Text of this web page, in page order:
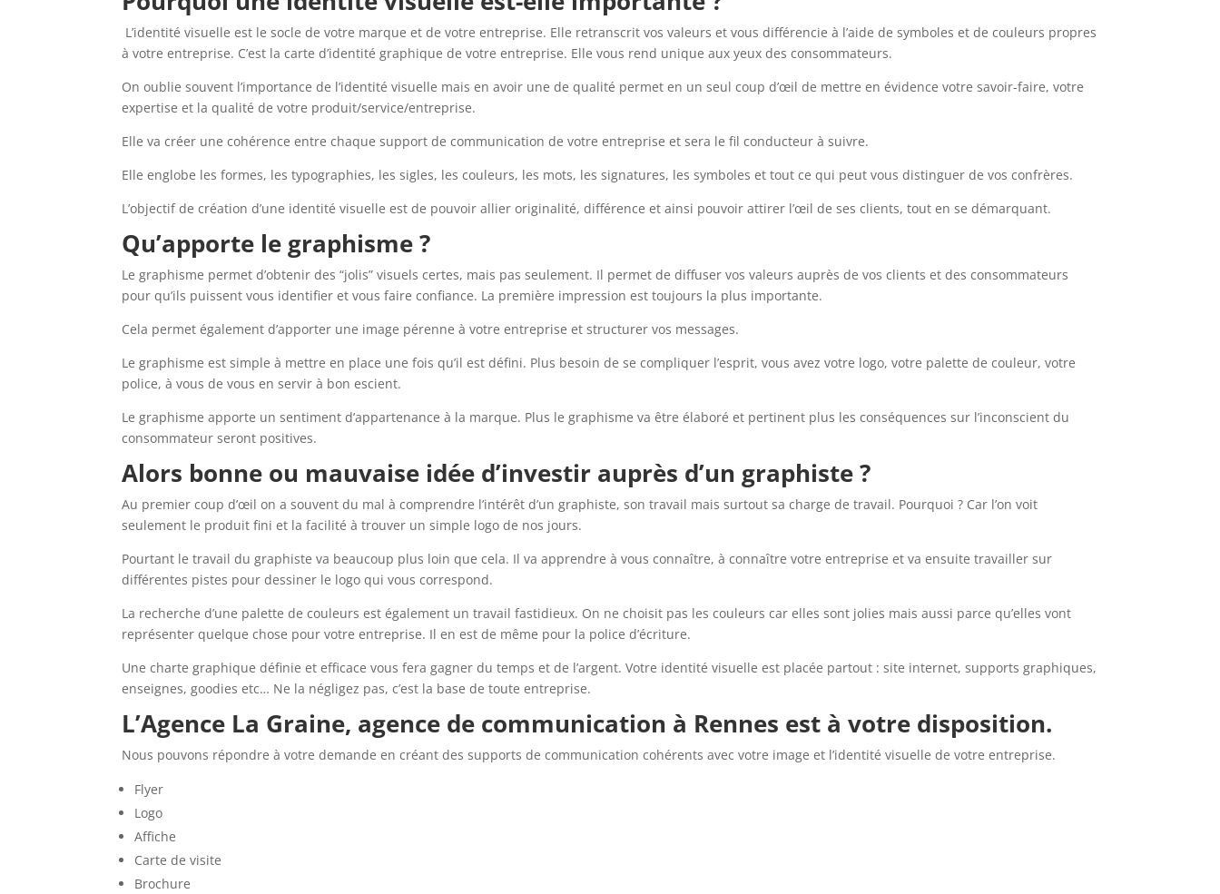
L’identité visuelle est le socle de votre marque et de votre entreprise. Elle retranscrit vos valeurs et vous différencie à l’aide de symboles et de couleurs propres
à votre entreprise. C’est la carte d’identité graphique de votre entreprise. Elle vous rend unique aux yeux des consommateurs.
On oublie souvent l’importance de l’identité visuelle mais en avoir une de qualité permet en un seul coup d’œil de mettre en évidence votre savoir-faire, votre
expertise et la qualité de votre produit/service/entreprise.
Elle va créer une cohérence entre chaque support de communication de votre entreprise et sera le fil conducteur à suivre.
Elle englobe les formes, les typographies, les sigles, les couleurs, les mots, les signatures, les symboles et tout ce qui peut vous distinguer de vos confrères.
L’objectif de création d’une identité visuelle est de pouvoir allier originalité, différence et ainsi pouvoir attirer l’œil de ses clients, tout en se démarquant.
Qu’apporte le graphisme ?
Le graphisme permet d’obtenir des “jolis” visuels certes, mais pas seulement. Il permet de diffuser vos valeurs auprès de vos clients et des consommateurs
pour qu’ils puissent vous identifier et vous faire confiance. La première impression est toujours la plus importante.
Cela permet également d’apporter une image pérenne à votre entreprise et structurer vos messages.
Le graphisme est simple à mettre en place une fois qu’il est défini. Plus besoin de se compliquer l’esprit, vous avez votre logo, votre palette de couleur, votre
police, à vous de vous en servir à bon escient.
Le graphisme apporte un sentiment d’appartenance à la marque. Plus le graphisme va être élaboré et pertinent plus les conséquences sur l’inconscient du
consommateur seront positives.
Alors bonne ou mauvaise idée d’investir auprès d’un graphiste ?
Au premier coup d’œil on a souvent du mal à comprendre l’intérêt d’un graphiste, son travail mais surtout sa charge de travail. Pourquoi ? Car l’on voit
seulement le produit fini et la facilité à trouver un simple logo de nos jours.
Pourtant le travail du graphiste va beaucoup plus loin que cela. Il va apprendre à vous connaître, à connaître votre entreprise et va ensuite travailler sur
différentes pistes pour dessiner le logo qui vous correspond.
La recherche d’une palette de couleurs est également un travail fastidieux. On ne choisit pas les couleurs car elles sont jolies mais aussi parce qu’elles vont
représenter quelque chose pour votre entreprise. Il en est de même pour la police d’écriture.
Une charte graphique définie et efficace vous fera gagner du temps et de l’argent. Votre identité visuelle est placée partout : site internet, supports graphiques,
enseignes, goodies etc… Ne la négligez pas, c’est la base de toute entreprise.
L’Agence La Graine, agence de communication à Rennes est à votre disposition.
Nous pouvons répondre à votre demande en créant des supports de communication cohérents avec votre image et l’identité visuelle de votre entreprise.
Flyer
Logo
Affiche
Carte de visite
Brochure